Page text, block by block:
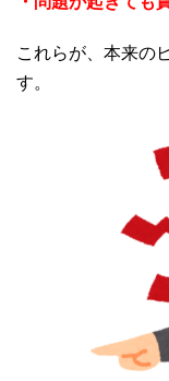
これらが、本来の
す。